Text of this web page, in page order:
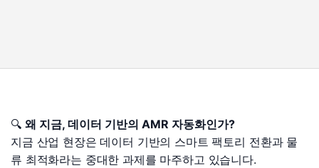
🔍 왜 지금, 데이터 기반의 AMR 자동화인가?
지금 산업 현장은 데이터 기반의 스마트 팩토리 전환과 물
류 최적화라는 중대한 과제를 마주하고 있습니다.